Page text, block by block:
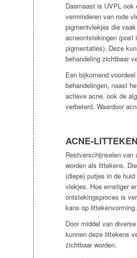
Daarnaast is UVPL ook
verminderen van rode
pigmentvlekjes die
acneontstekingen (post
pigmentaties). Deze
behandeling zichtbaar
Een bijkomend
behandelingen, naast
actieve acne, ook de
verbeterd. Waardoor
ACNE-
Restverschijnselen van
worden als littekens.
(diepe) putjes in de
vlekjes. Hoe ernstiger
ontstekingsproces is
kans op littekenvorming.
Door middel van
kunnen deze littekens
zichtbaar worden.